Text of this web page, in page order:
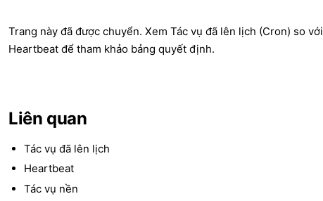
Trang này đã được chuyển. Xem Tác vụ đã lên lịch (Cron) so với
Heartbeat để tham khảo bảng quyết định.
Liên quan
Tác vụ đã lên lịch
Heartbeat
Tác vụ nền